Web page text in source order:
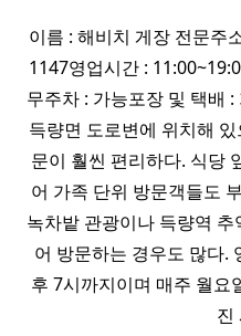
이름 : 해비치 게장 전문주
1147영업시간 :
무주차 : 가능포장 및 택배
득량면 도로변에 위치해
문이 훨씬 편리하다. 식당
어 가족 단위 방문객들도
녹차밭 관광이나 득량역
어 방문하는 경우도 많다.
후 7시까지이며 매주 월요
진